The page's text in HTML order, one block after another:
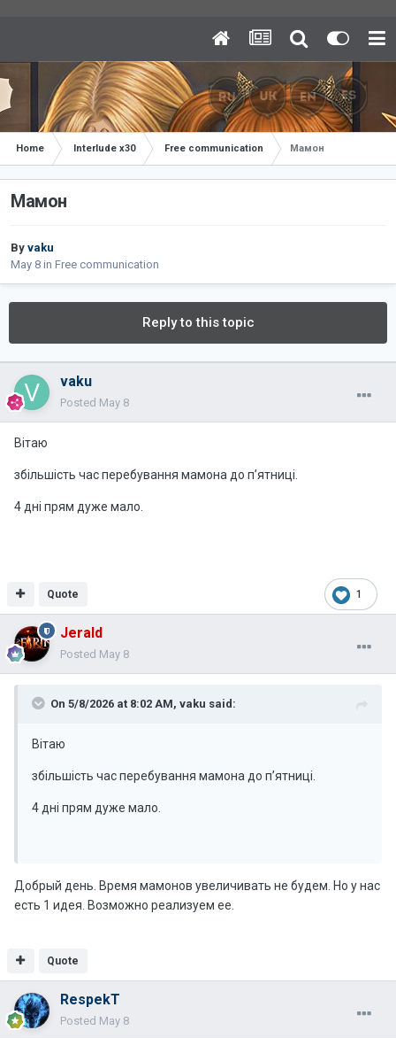
Home Interlude x30 Free communication Мамон
Мамон
By vaku
May 8 in Free communication
Reply to this topic
vaku
Posted May 8
Вітаю
збільшість час перебування мамона до пʼятниці.
4 дні прям дуже мало.
1
Quote
Jerald
Posted May 8
On 5/8/2026 at 8:02 AM, vaku said:
Вітаю
збільшість час перебування мамона до пʼятниці.
4 дні прям дуже мало.
Добрый день. Время мамонов увеличивать не будем. Но у нас
есть 1 идея. Возможно реализуем ее.
Quote
RespekT
Posted May 8